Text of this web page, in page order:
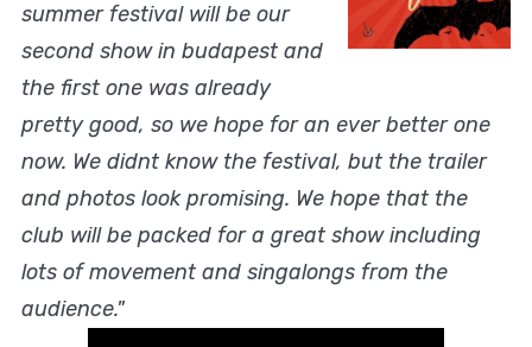
summer festival will be our
second show in budapest and
the first one was already
pretty good, so we hope for an ever better one
now. We didnt know the festival, but the trailer
and photos look promising. We hope that the
club will be packed for a great show including
lots of movement and singalongs from the
audience."